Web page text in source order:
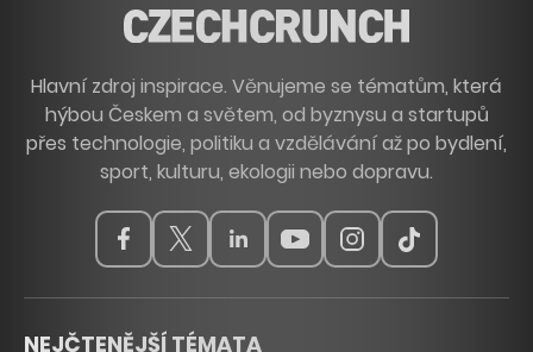
Hlavní zdroj inspirace. Věnujeme se tématům, která
hýbou Českem a světem, od byznysu a startupů
přes technologie, politiku a vzdělávání až po bydlení,
sport, kulturu, ekologii nebo dopravu.
NEJČTENĚJŠÍ TÉMATA